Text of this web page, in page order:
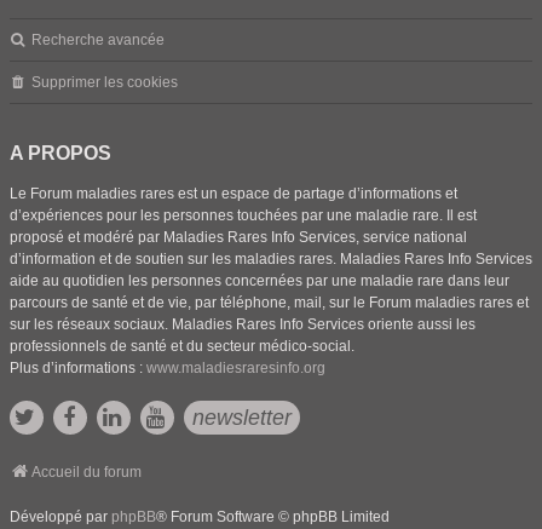
Recherche avancée
Supprimer les cookies
A PROPOS
Le Forum maladies rares est un espace de partage d’informations et
d’expériences pour les personnes touchées par une maladie rare. Il est
proposé et modéré par Maladies Rares Info Services, service national
d’information et de soutien sur les maladies rares. Maladies Rares Info Services
aide au quotidien les personnes concernées par une maladie rare dans leur
parcours de santé et de vie, par téléphone, mail, sur le Forum maladies rares et
sur les réseaux sociaux. Maladies Rares Info Services oriente aussi les
professionnels de santé et du secteur médico-social.
Plus d’informations : www.maladiesraresinfo.org
newsletter
Accueil du forum
Développé par phpBB® Forum Software © phpBB Limited